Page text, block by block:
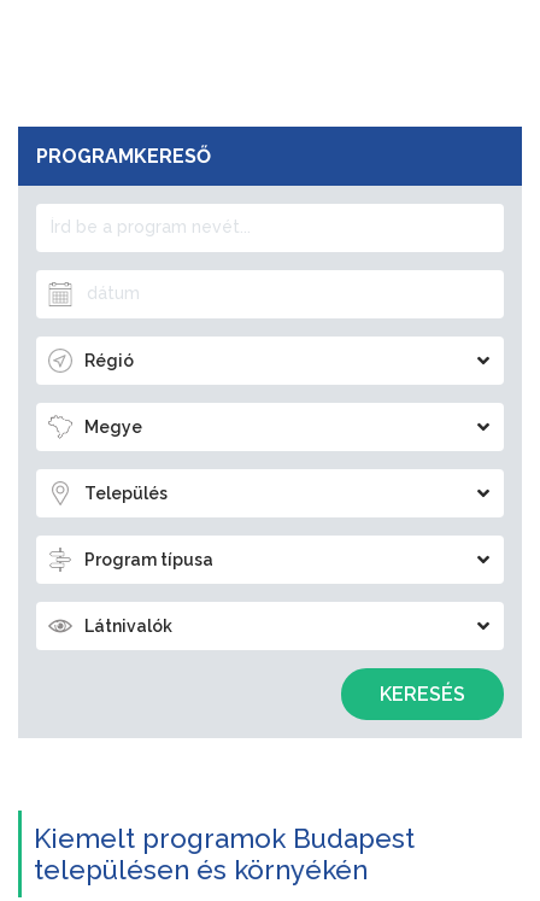
PROGRAMKERESŐ
Régió
Megye
Település
Program típusa
Látnivalók
KERESÉS
Kiemelt programok Budapest
településen és környékén